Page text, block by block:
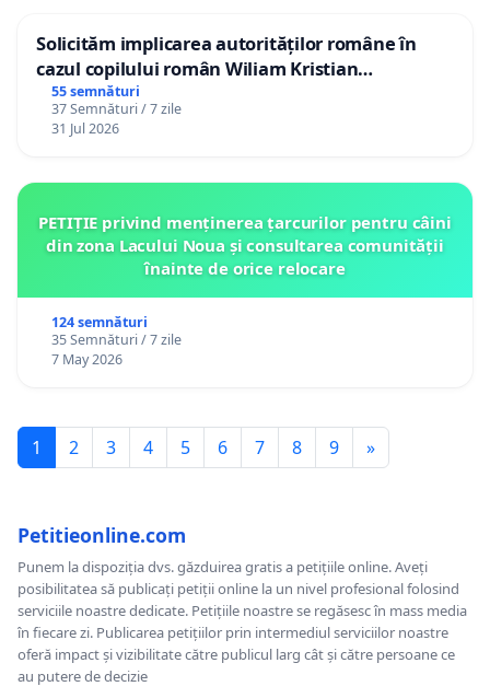
Solicităm implicarea autorităților române în
cazul copilului român Wiliam Kristian
Gheorghe, aflat în plasament în Danemarca de
12 ani
55 semnături
37 Semnături / 7 zile
31 Jul 2026
PETIȚIE privind menținerea țarcurilor pentru câini
din zona Lacului Noua și consultarea comunității
înainte de orice relocare
124 semnături
35 Semnături / 7 zile
7 May 2026
1 2 3 4 5 6 7 8 9 »
Petitieonline.com
Punem la dispoziția dvs. găzduirea gratis a petițiile online. Aveți
posibilitatea să publicați petiții online la un nivel profesional folosind
serviciile noastre dedicate. Petițiile noastre se regăsesc în mass media
în fiecare zi. Publicarea petițiilor prin intermediul serviciilor noastre
oferă impact și vizibilitate către publicul larg cât și către persoane ce
au putere de decizie